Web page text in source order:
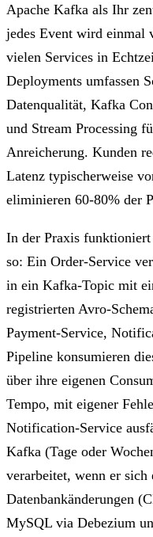
Apache Kafka als Ihr
jedes Event wird einmal
vielen Services in
Deployments umfassen
Datenqualität, Kafka
und Stream Processing
Anreicherung. Kunden
Latenz typischerweise
eliminieren 60-80% der
In der Praxis
so: Ein Order-Service
in ein Kafka-Topic mit
registrierten Avro-
Payment-Service,
Pipeline konsumieren
über ihre eigenen
Tempo, mit eigener
Notification-Service
Kafka (Tage oder
verarbeitet, wenn er
Datenbankänderungen
MySQL via Debezium